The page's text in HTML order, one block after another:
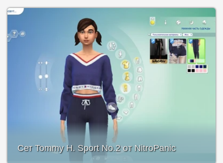
Сет Tommy H. Sport No.2 от NitroPanic